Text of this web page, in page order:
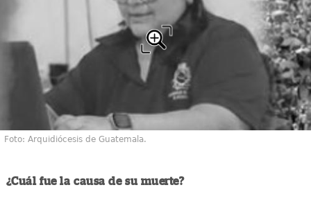
Foto: Arquidiócesis de Guatemala.
¿Cuál fue la causa de su muerte?